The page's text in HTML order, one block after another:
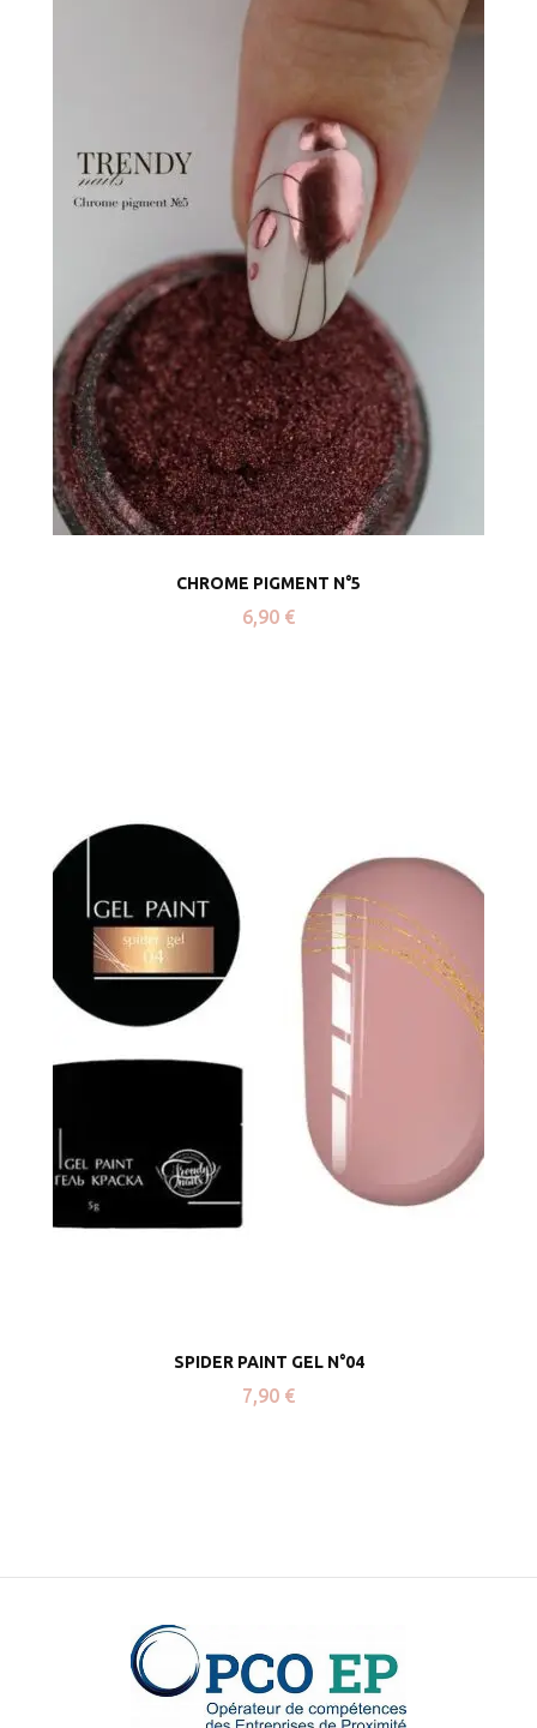
CHROME PIGMENT N°5
6,90 €
SPIDER PAINT GEL N°04
7,90 €